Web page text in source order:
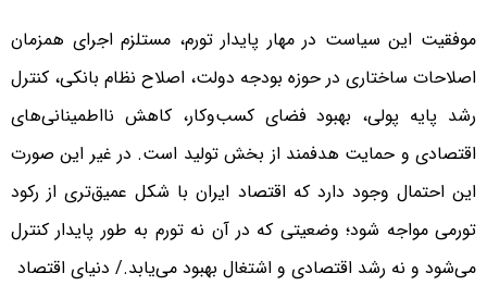
موفقیت این سیاست در مهار پایدار تورم، مستلزم اجرای همزمان
اصلاحات ساختاری در حوزه بودجه دولت، اصلاح نظام بانکی، کنترل
رشد پایه پولی، بهبود فضای کسب‌وکار، کاهش نااطمینانی‌های
اقتصادی و حمایت هدفمند از بخش تولید است. در غیر این صورت
این احتمال وجود دارد که اقتصاد ایران با شکل عمیق‌تری از رکود
تورمی مواجه شود؛ وضعیتی که در آن نه تورم به طور پایدار کنترل
می‌شود و نه رشد اقتصادی و اشتغال بهبود می‌یابد./ دنیای اقتصاد